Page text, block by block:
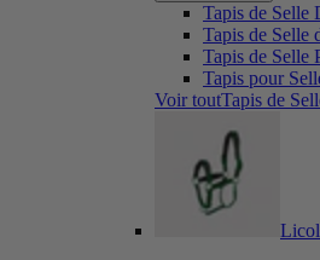
Tapis de Selle
Tapis de Selle
Tapis de Selle
Tapis pour
Voir toutTapis de